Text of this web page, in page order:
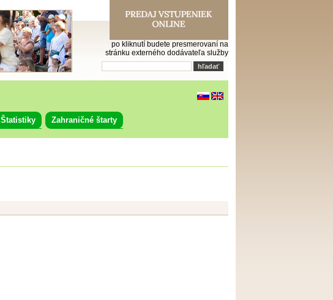
po kliknutí budete presmerovaní na
stránku externého dodávateľa služby
Štatistiky Zahraničné štarty